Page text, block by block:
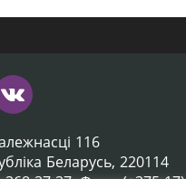
116
Беларусь, 220114